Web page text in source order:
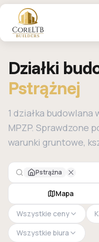
Działki
Pstrążnej
1 działka budowlana
MPZP. Sprawdzone
warunki gruntowe,
Pstrążna
Mapa
Wszystkie ceny
Wszystkie biura